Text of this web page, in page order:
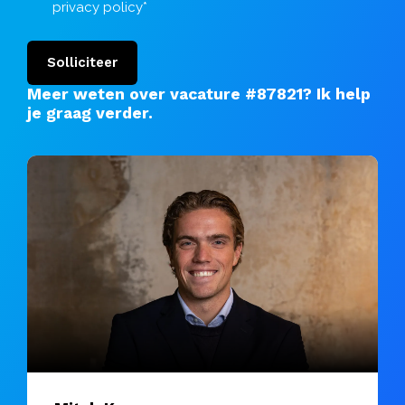
privacy policy*
Solliciteer
Meer weten over vacature #87821? Ik help
je graag verder.